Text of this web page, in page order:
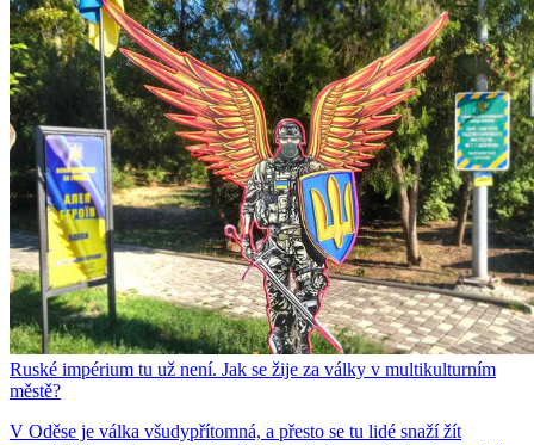
Ruské impérium tu už není. Jak se žije za války v multikulturním
městě?
V Oděse je válka všudypřítomná, a přesto se tu lidé snaží žít